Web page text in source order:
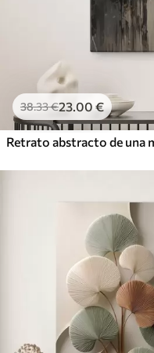
38.33€23.00 €